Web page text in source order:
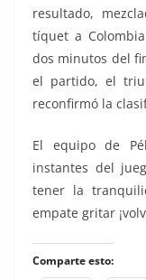
resultado,
tíquet a
dos minutos del
el partido, el
reconfirmó la
El equipo de
instantes del
tener la
empate gritar
Comparte esto: